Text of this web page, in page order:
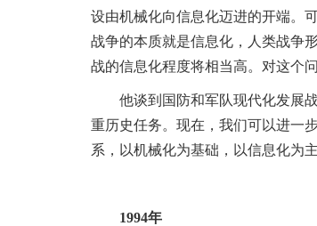
设由机械化向信息化迈进的开端。
战争的本质就是信息化，人类战争
战的信息化程度将相当高。对这个
他谈到国防和军队现代化发展战
重历史任务。现在，我们可以进一
系，以机械化为基础，以信息化为
1994年